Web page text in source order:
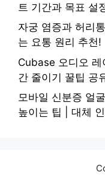
트 기간과 목표 설
자궁 염증과 허리
는 요통 원리 추천!
Cubase 오디오 레
간 줄이기 꿀팁 공
모바일 신분증 얼
높이는 팁 | 대체